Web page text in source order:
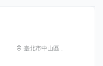
臺北市中山區南